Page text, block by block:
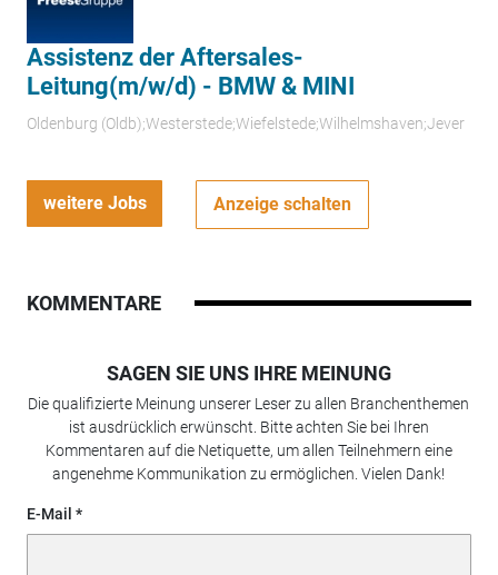
Assistenz der Aftersales-
Leitung(m/w/d) - BMW & MINI
Oldenburg (Oldb);Westerstede;Wiefelstede;Wilhelmshaven;Jever
weitere Jobs Anzeige schalten
KOMMENTARE
SAGEN SIE UNS IHRE MEINUNG
Die qualifizierte Meinung unserer Leser zu allen Branchenthemen
ist ausdrücklich erwünscht. Bitte achten Sie bei Ihren
Kommentaren auf die Netiquette, um allen Teilnehmern eine
angenehme Kommunikation zu ermöglichen. Vielen Dank!
E-Mail